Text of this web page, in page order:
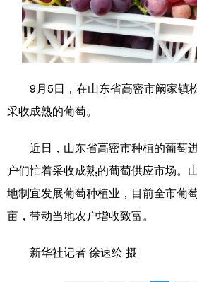
法律 中央文件
食品 人居 信
亚
文化产业
地方频道
9月5日，在山东省高密市阚家镇
采收成熟的葡萄。
近日，山东省高密市种植的葡萄
户们忙着采收成熟的葡萄供应市场。
地制宜发展葡萄种植业，目前全市葡
亩，带动当地农户增收致富。
新华社记者 徐速绘 摄